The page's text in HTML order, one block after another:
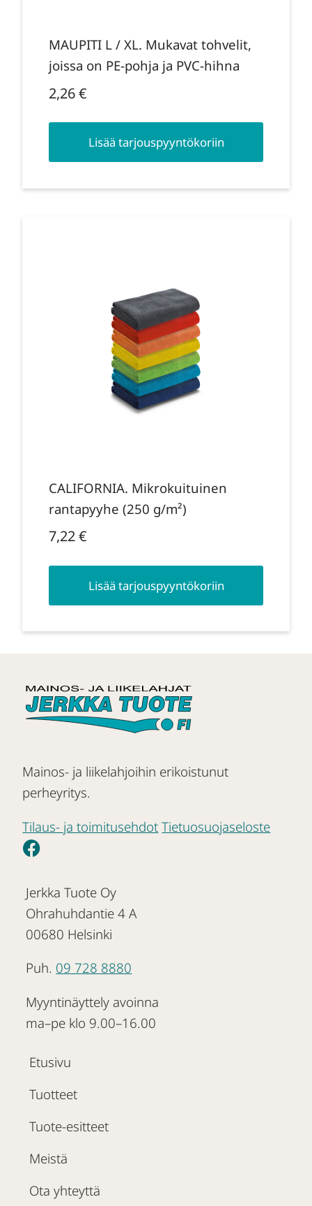
MAUPITI L / XL. Mukavat tohvelit,
joissa on PE-pohja ja PVC-hihna
2,26€
Lisää tarjouspyyntökoriin
CALIFORNIA. Mikrokuituinen
rantapyyhe (250 g/m²)
7,22€
Lisää tarjouspyyntökoriin
Mainos- ja liikelahjoihin erikoistunut
perheyritys.
Tilaus- ja toimitusehdot Tietuosuojaseloste
Jerkka Tuote Oy
Ohrahuhdantie 4 A
00680 Helsinki
Puh. 09 728 8880
Myyntinäyttely avoinna
ma–pe klo 9.00–16.00
Etusivu
Tuotteet
Tuote-esitteet
Meistä
Ota yhteyttä